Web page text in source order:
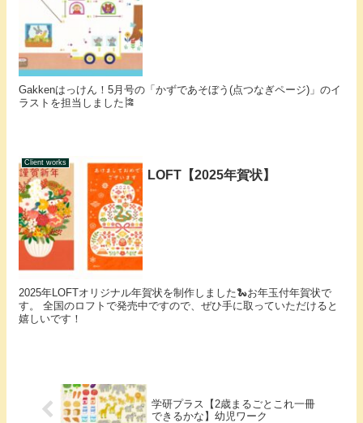
Gakkenはっけん！5月号の「かずであそぼう(点つなぎページ)」のイ
ラストを担当しました🎏
Client works
LOFT【2025年賀状】
2025年LOFTオリジナル年賀状を制作しました🐍お年玉付年賀状で
す。 全国のロフトで発売中ですので、ぜひ手に取っていただけると
嬉しいです！
学研プラス【2歳まるごとこれ一冊
できるかな】幼児ワーク